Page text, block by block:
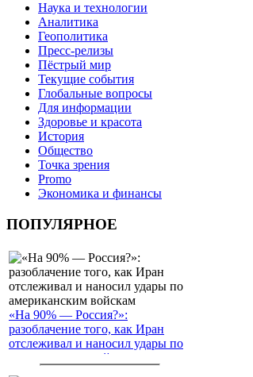
Наука и технологии
Аналитика
Геополитика
Пресс-релизы
Пёстрый мир
Текущие события
Глобальные вопросы
Для информации
Здоровье и красота
История
Общество
Точка зрения
Promo
Экономика и финансы
ПОПУЛЯРНОЕ
«На 90% — Россия?»:
разоблачение того, как Иран
отслеживал и наносил удары по
американским войскам